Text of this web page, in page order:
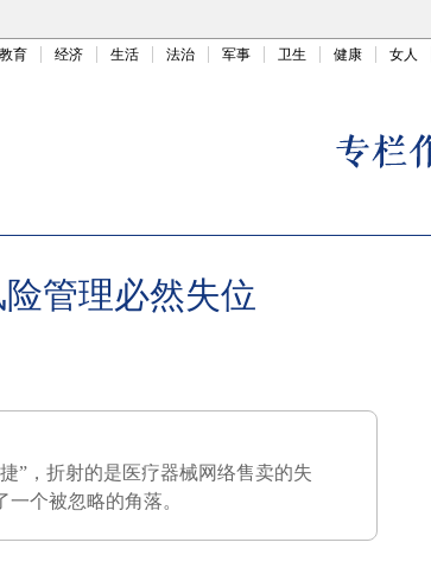
教育 经济 生活 法治 军事 卫生 健康 女人
管理必然失位
”，折射的是医疗器械网络售卖的失
个被忽略的角落。